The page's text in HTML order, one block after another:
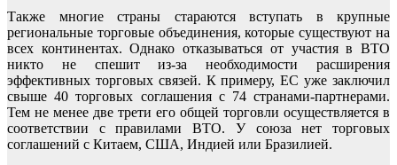
Также многие страны стараются вступать в крупные
региональные торговые объединения, которые существуют на
всех континентах. Однако отказываться от участия в ВТО
никто не спешит из-за необходимости расширения
эффективных торговых связей. К примеру, ЕС уже заключил
свыше 40 торговых соглашения с 74 странами-партнерами.
Тем не менее две трети его общей торговли осуществляется в
соответствии с правилами ВТО. У союза нет торговых
соглашений с Китаем, США, Индией или Бразилией.